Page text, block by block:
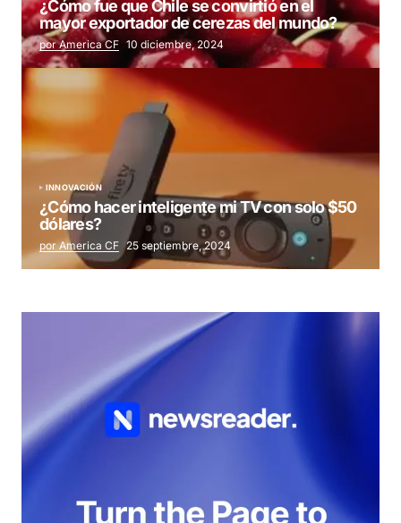
¿Cómo fue que Chile se convirtió en el
mayor exportador de cerezas del mundo?
por America CF 10 diciembre, 2024
INNOVACIÓN
¿Cómo hacer inteligente mi TV con solo $50
dólares?
por America CF 25 septiembre, 2024